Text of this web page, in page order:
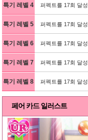
특기 레벨 4 퍼펙트를 17회 달
특기 레벨 5 퍼펙트를 17회 달
특기 레벨 6 퍼펙트를 17회 달
특기 레벨 7 퍼펙트를 17회 달
특기 레벨 8 퍼펙트를 17회 달
페어 카드 일러스트